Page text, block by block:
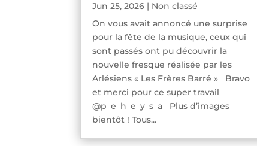
Jun 25, 2026 | Non classé
On vous avait annoncé une surprise
pour la fête de la musique, ceux qui
sont passés ont pu découvrir la
nouvelle fresque réalisée par les
Arlésiens « Les Frères Barré » Bravo
et merci pour ce super travail
@p_e_h_e_y_s_a Plus d’images
bientôt ! Tous...